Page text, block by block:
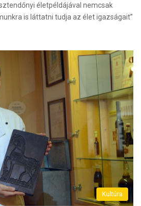
életpéldájával nemcsak
is láttatni tudja az élet igazságait”
Kultúra